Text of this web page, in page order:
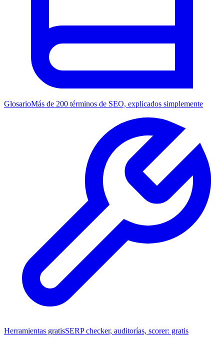
GlosarioMás de 200 términos de SEO, explicados simplemente
Herramientas gratisSERP checker, auditorías, scorer: gratis